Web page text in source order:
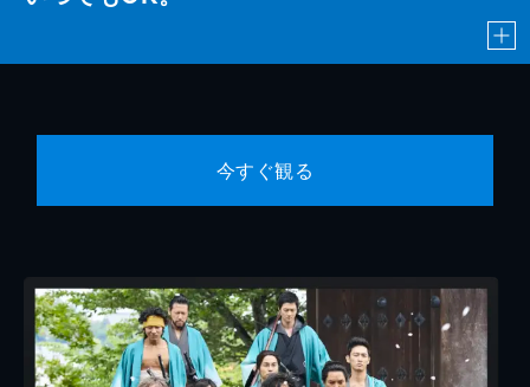
今すぐ観る